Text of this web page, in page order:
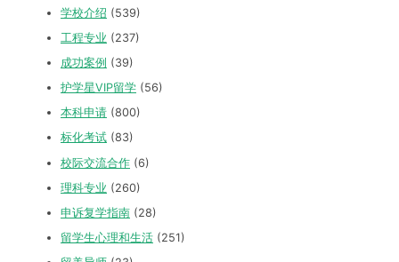
学校介绍 (539)
工程专业 (237)
成功案例 (39)
护学星VIP留学 (56)
本科申请 (800)
标化考试 (83)
校际交流合作 (6)
理科专业 (260)
申诉复学指南 (28)
留学生心理和生活 (251)